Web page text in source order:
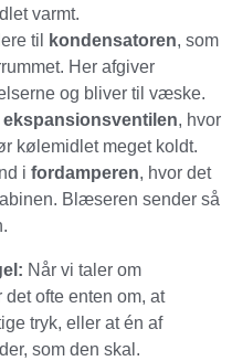
varmt.
til
kondensatoren, som
Her afgiver
og bliver til væske.
ekspansionsventilen, hvor
kølemidlet meget koldt.
i fordamperen, hvor det
Blæseren sender så
Når vi taler om
ofte enten om, at
tryk, eller at én af
som den skal.